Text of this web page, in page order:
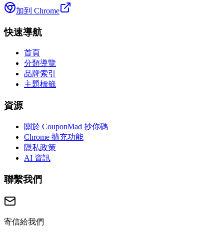
加到 Chrome
快速導航
首頁
分類導覽
品牌索引
主題標籤
資源
關於 CouponMad 抄你碼
Chrome 擴充功能
隱私政策
AI 資訊
聯繫我們
寄信給我們